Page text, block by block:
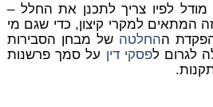
לפיו צריך לתכנן את החלל –
המתאים למקרי קיצון, כדי שגם מי
ההחלטה של מבחן הסבירות
לגרום לפסקי דין על סמך פרשנות